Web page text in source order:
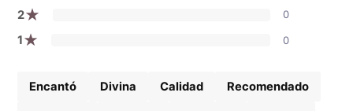
2★ 0
1★ 0
Encantó Divina Calidad Recomendado